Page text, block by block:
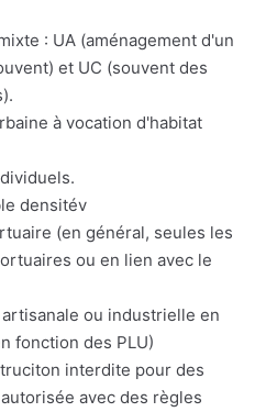
: UA (aménagement d'un
et UC (souvent des
à vocation d'habitat
densitév
(en général, seules les
ou en lien avec le
ou industrielle en
fonction des PLU)
interdite pour des
avec des règles